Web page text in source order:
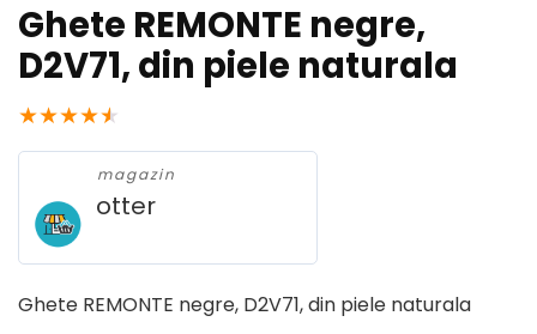
Ghete REMONTE negre,
D2V71, din piele naturala
★★★★★
magazin
otter
Ghete REMONTE negre, D2V71, din piele naturala